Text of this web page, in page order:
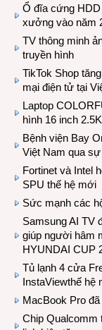
Ổ đĩa cứng
xưởng vào năm
TV thông minh
truyền hình
TikTok Shop
mại điện tử tại
Laptop
hình 16 inch 2.5K
Bệnh viện Bay
Việt Nam qua
Fortinet và Intel
SPU thế hệ mới
Sức mạnh các
Samsung AI TV
giúp người hâm
HYUNDAI CUP
Tủ lạnh 4 cửa
InstaViewthế hệ
MacBook Pro
Chip Qualcomm